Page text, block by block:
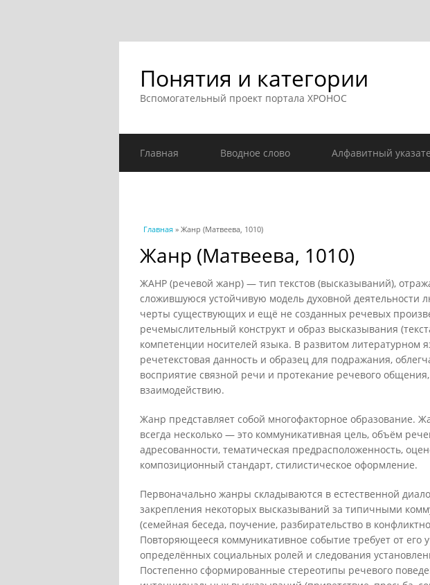
Понятия и категории
Вспомогательный проект портала ХРОНОС
Главная Вводное слово Алфавитный
Вы здесь
Главная » Жанр (Матвеева, 1010)
Жанр (Матвеева, 1010)
ЖАНР (речевой жанр) — тип текстов (высказываний),
сложившуюся устойчивую модель духовной деятельности
черты существующих и ещё не созданных речевых
речемыслительный конструкт и образ высказывания
компетенции носителей языка. В развитом литературном
речетекстовая данность и образец для подражания,
восприятие связной речи и протекание речевого
взаимодействию.
Жанр представляет собой многофакторное образование.
всегда несколько — это коммуникативная цель, объём
адресованности, тематическая предрасположенность,
композиционный стандарт, стилистическое оформление.
Первоначально жанры складываются в естественной
закрепления некоторых высказываний за типичными
(семейная беседа, поучение, разбирательство в
Повторяющееся коммуникативное событие требует от его
определённых социальных ролей и следования
Постепенно сформированные стереотипы речевого